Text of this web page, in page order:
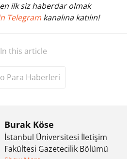
ilk siz haberdar olmak
Telegram kanalına katılın!
In this article
Para Haberleri
Burak Köse
İstanbul Üniversitesi İletişim
Fakültesi Gazetecilik Bölümü